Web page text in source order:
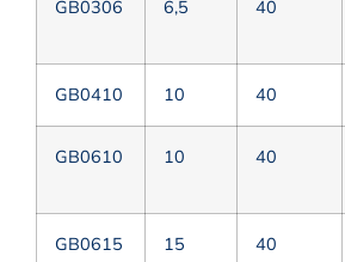
GВ0306 6,5 40
GВ0410 10 40
GВ0610 10 40
GВ0615 15 40